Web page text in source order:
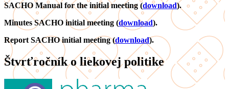
SACHO Manual for the initial meeting (download).
Minutes SACHO initial meeting (download).
Report SACHO initial meeting (download).
Štvrťročník o liekovej politike